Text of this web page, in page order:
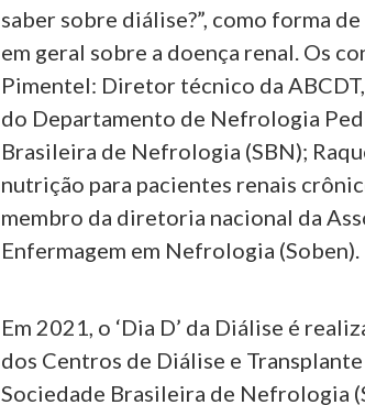
saber sobre diálise?”, como forma
em geral sobre a doença renal. Os
Pimentel: Diretor técnico da
do Departamento de Nefrologia
Brasileira de Nefrologia (SBN);
nutrição para pacientes renais
membro da diretoria nacional da
Enfermagem em Nefrologia (Soben).
Em 2021, o ‘Dia D’ da Diálise é
dos Centros de Diálise e
Sociedade Brasileira de Nefrologia